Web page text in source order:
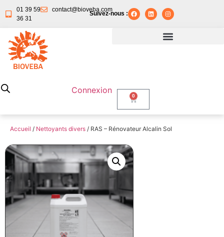
01 39 59
36 31
contact@bioveba.com
Suivez-nous :
Connexion
0
Accueil / Nettoyants divers / RAS – Rénovateur Alcalin Sol